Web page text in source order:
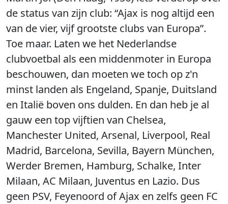
de status van zijn club: “Ajax is nog altijd een
van de vier, vijf grootste clubs van Europa”.
Toe maar. Laten we het Nederlandse
clubvoetbal als een middenmoter in Europa
beschouwen, dan moeten we toch op z'n
minst landen als Engeland, Spanje, Duitsland
en Italië boven ons dulden. En dan heb je al
gauw een top vijftien van Chelsea,
Manchester United, Arsenal, Liverpool, Real
Madrid, Barcelona, Sevilla, Bayern München,
Werder Bremen, Hamburg, Schalke, Inter
Milaan, AC Milaan, Juventus en Lazio. Dus
geen PSV, Feyenoord of Ajax en zelfs geen FC